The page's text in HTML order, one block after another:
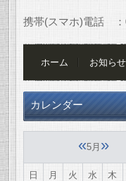
携帯(スマホ)電話 ：
ホーム お知らせ
カレンダー
«5月 »
日 月 火 水 木